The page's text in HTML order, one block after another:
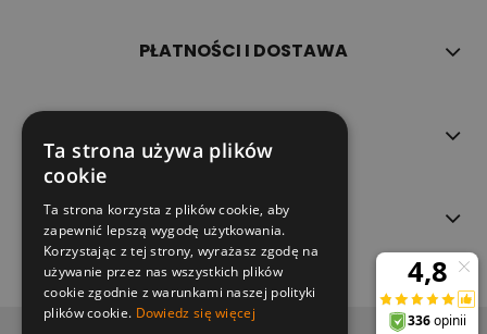
PŁATNOŚCI I DOSTAWA
O NAS
Ta strona używa plików
cookie
Ta strona korzysta z plików cookie, aby
zapewnić lepszą wygodę użytkowania.
Korzystając z tej strony, wyrażasz zgodę na
używanie przez nas wszystkich plików
cookie zgodnie z warunkami naszej polityki
plików cookie. Dowiedz się więcej